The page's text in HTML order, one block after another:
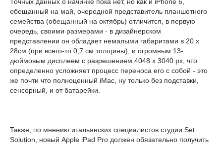
обещанный на май, очередной представитель планшетного
семейства (обещанный на октябрь) отличится, в первую
очередь, своими размерами - в дизайнерском
представлении он обладает немалыми габаритами в 20 x
28см (при всего-то 0,7 см толщины), и огромным 13-
дюймовым дисплеем с разрешением 4048 x 3040 px, что
определенно усложняет процесс переноса его с собой - это
же почти что полноценный iMac, ну только без подставки,
сенсорный, и от батарейки.
Также, по мнению итальянских специалистов студии Set
Solution, новый Apple iPad Pro должен обязательно получить